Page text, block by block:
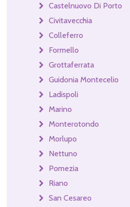
Castelnuovo Di Porto
Civitavecchia
Colleferro
Formello
Grottaferrata
Guidonia Montecelio
Ladispoli
Marino
Monterotondo
Morlupo
Nettuno
Pomezia
Riano
San Cesareo